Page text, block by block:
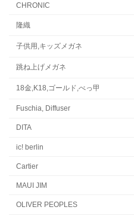
CHRONIC
隆織
子供用,キッズメガネ
跳ね上げメガネ
18金,K18,ゴールド,べっ甲
Fuschia, Diffuser
DITA
ic! berlin
Cartier
MAUI JIM
OLIVER PEOPLES